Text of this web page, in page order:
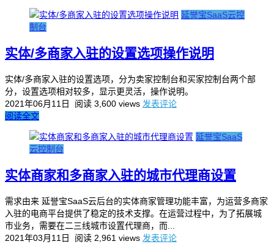
延誉宝SaaS云控
制台
实体/多商家入驻的设置选项操作说明
实体/多商家入驻的设置选项，分为卖家控制台和买家控制台两个部
分，设置选项相对较多，显示更灵活，操作说明。
2021年06月11日
阅读 3,600 views 发表评论
阅读全文
延誉宝SaaS
云控制台
实体商家和多商家入驻的城市代理商设置
需求由来 延誉宝SaaS云后台的实体商家管理功能丰富，为运营多商家
入驻的电商平台提供了稳定的技术支撑。在运营过程中，为了拓展城
市业务，需要在二三线城市设置代理商，而...
2021年03月11日
阅读 2,961 views 发表评论